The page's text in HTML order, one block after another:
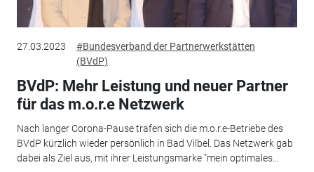
27.03.2023
#Bundesverband der Partnerwerkstätten
(BVdP)
BVdP: Mehr Leistung und neuer Partner
für das m.o.r.e Netzwerk
Nach langer Corona-Pause trafen sich die m.o.r.e-Betriebe des
BVdP kürzlich wieder persönlich in Bad Vilbel. Das Netzwerk gab
dabei als Ziel aus, mit ihrer Leistungsmarke "mein optimales...